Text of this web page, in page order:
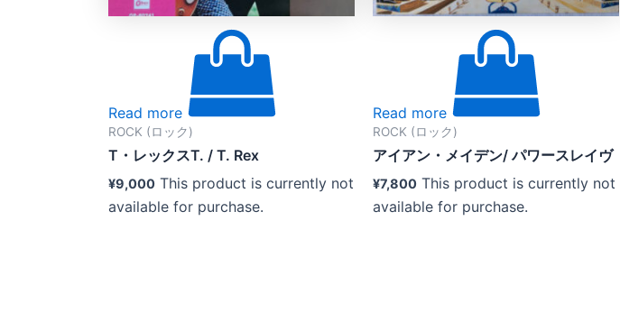
Read more
ROCK (ロック)
T・レックスT. / T. Rex
¥9,000 This product is currently not
available for purchase.
Read more
ROCK (ロック)
アイアン・メイデン/ パワースレイヴ
¥7,800 This product is currently not
available for purchase.